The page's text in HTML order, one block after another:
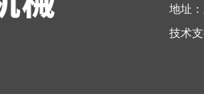
地址
技术